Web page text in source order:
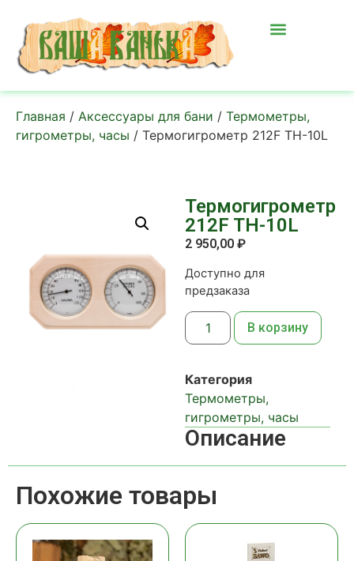
Главная / Аксессуары для бани / Термометры,
гигрометры, часы / Термогигрометр 212F TH-10L
Термогигрометр
212F TH-10L
2 950,00 ₽
Доступно для
предзаказа
В корзину
Категория
Термометры,
гигрометры, часы
Описание
Похожие товары